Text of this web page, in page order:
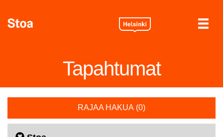
Tapahtumat
RAJAA HAKUA (0)